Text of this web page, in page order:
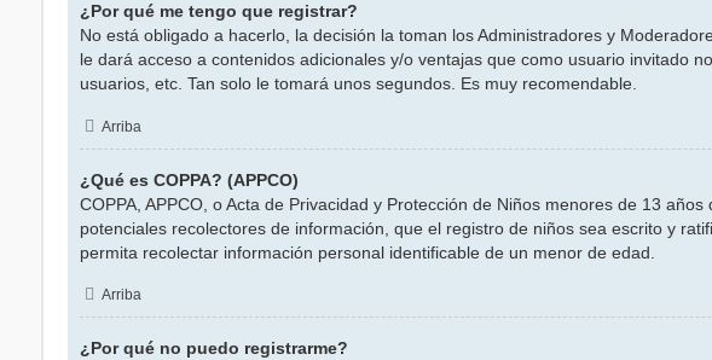
¿Por qué me tengo que registrar?
No está obligado a hacerlo, la decisión la toman los Administradores y
le dará acceso a contenidos adicionales y/o ventajas que como usuario invitado
usuarios, etc. Tan solo le tomará unos segundos. Es muy recomendable.
Arriba
¿Qué es COPPA? (APPCO)
COPPA, APPCO, o Acta de Privacidad y Protección de Niños menores de 13
potenciales recolectores de información, que el registro de niños sea escrito y
permita recolectar información personal identificable de un menor de edad.
Arriba
¿Por qué no puedo registrarme?